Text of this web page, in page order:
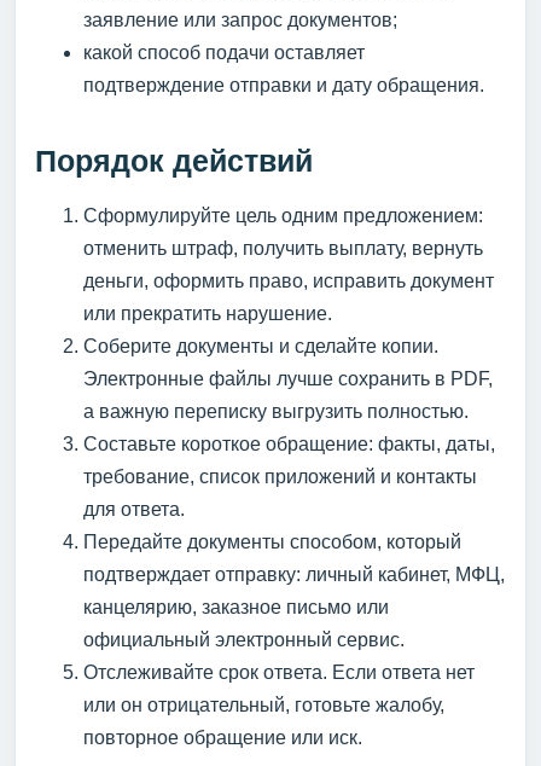
заявление или запрос документов;
какой способ подачи оставляет
подтверждение отправки и дату обращения.
Порядок действий
Сформулируйте цель одним предложением:
отменить штраф, получить выплату, вернуть
деньги, оформить право, исправить документ
или прекратить нарушение.
Соберите документы и сделайте копии.
Электронные файлы лучше сохранить в PDF,
а важную переписку выгрузить полностью.
Составьте короткое обращение: факты, даты,
требование, список приложений и контакты
для ответа.
Передайте документы способом, который
подтверждает отправку: личный кабинет, МФЦ,
канцелярию, заказное письмо или
официальный электронный сервис.
Отслеживайте срок ответа. Если ответа нет
или он отрицательный, готовьте жалобу,
повторное обращение или иск.